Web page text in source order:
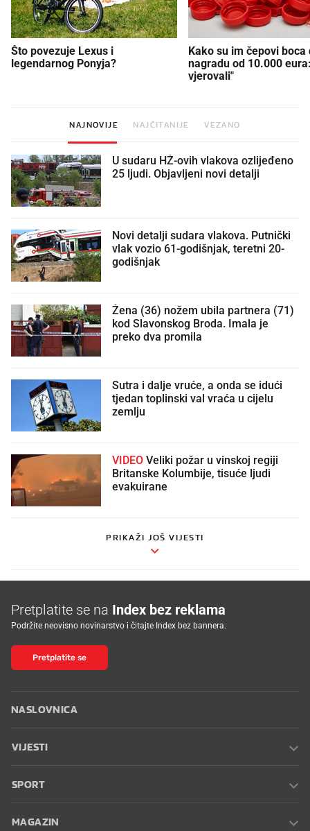
Što povezuje Lexus i
legendarnog Ponyja?
Kako su im čepovi boca
nagradu od 10.000
vjerovali"
NAJNOVIJE NAJČITANIJE VEZANO
U sudaru HŽ-ovih vlakova ozlijeđeno
25 ljudi. Objavljeni novi detalji
Novi detalji sudara vlakova. Putnički
vlak vozio 61-godišnjak, teretni 20-
godišnjak
Žena (36) nožem ubila partnera (71)
kod Slavonskog Broda. Imala je
preko dva promila
Sutra i dalje vruće, a onda se idući
tjedan toplinski val vraća u cijelu
zemlju
VIDEO
Britanske Kolumbije, tisuće ljudi
evakuirane
PRIKAŽI JOŠ VIJESTI
Pretplatite se na Index bez reklama
Podržite neovisno novinarstvo i čitajte Index bez bannera.
Pretplatite se
NASLOVNICA
VIJESTI
SPORT
MAGAZIN